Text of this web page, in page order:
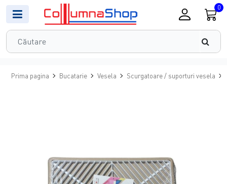
0
Prima pagina Bucatarie Vesela Scurgatoare / suporturi vesela